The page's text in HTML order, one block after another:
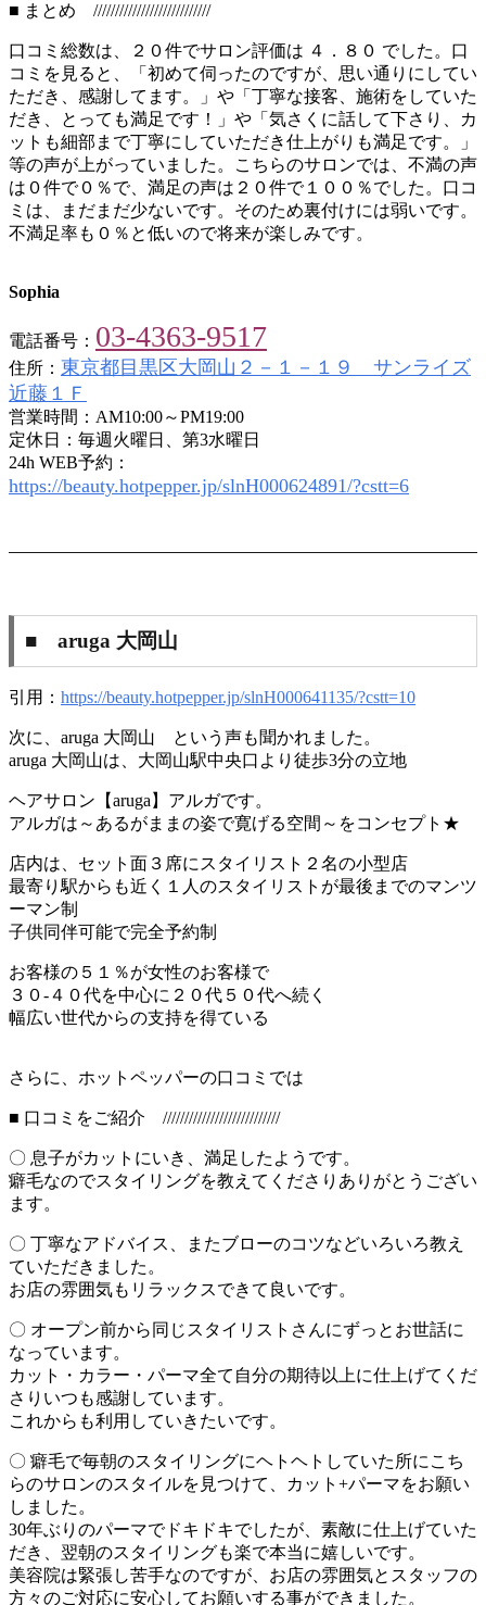
■ まとめ ///////////////////////////
口コミ総数は、２０件でサロン評価は ４．８０ でした。口
コミを見ると、「初めて伺ったのですが、思い通りにしてい
ただき、感謝してます。」や「丁寧な接客、施術をしていた
だき、とっても満足です！」や「気さくに話して下さり、カ
ットも細部まで丁寧にしていただき仕上がりも満足です。」
等の声が上がっていました。こちらのサロンでは、不満の声
は０件で０％で、満足の声は２０件で１００％でした。口コ
ミは、まだまだ少ないです。そのため裏付けには弱いです。
不満足率も０％と低いので将来が楽しみです。
Sophia
電話番号： 03-4363-9517
住所： 東京都目黒区大岡山２－１－１９ サンライズ
近藤１Ｆ
営業時間：AM10:00～PM19:00
定休日：毎週火曜日、第3水曜日
24h WEB予約：
https://beauty.hotpepper.jp/slnH000624891/?cstt=6
■ aruga 大岡山
引用： https://beauty.hotpepper.jp/slnH000641135/?cstt=10
次に、aruga 大岡山 という声も聞かれました。
aruga 大岡山は、大岡山駅中央口より徒歩3分の立地
ヘアサロン【aruga】アルガです。
アルガは～あるがままの姿で寛げる空間～をコンセプト★
店内は、セット面３席にスタイリスト２名の小型店
最寄り駅からも近く１人のスタイリストが最後までのマンツ
ーマン制
子供同伴可能で完全予約制
お客様の５１％が女性のお客様で
３０-４０代を中心に２０代５０代へ続く
幅広い世代からの支持を得ている
さらに、ホットペッパーの口コミでは
■ 口コミをご紹介 ///////////////////////////
〇 息子がカットにいき、満足したようです。
癖毛なのでスタイリングを教えてくださりありがとうござい
ます。
〇 丁寧なアドバイス、またブローのコツなどいろいろ教え
ていただきました。
お店の雰囲気もリラックスできて良いです。
〇 オープン前から同じスタイリストさんにずっとお世話に
なっています。
カット・カラー・パーマ全て自分の期待以上に仕上げてくだ
さりいつも感謝しています。
これからも利用していきたいです。
〇 癖毛で毎朝のスタイリングにヘトヘトしていた所にこち
らのサロンのスタイルを見つけて、カット+パーマをお願い
しました。
30年ぶりのパーマでドキドキでしたが、素敵に仕上げていた
だき、翌朝のスタイリングも楽で本当に嬉しいです。
美容院は緊張し苦手なのですが、お店の雰囲気とスタッフの
方々のご対応に安心してお願いする事ができました。